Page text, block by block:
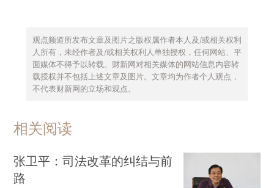
观点频道所发布文章及图片之版权属作者本人及/或相关权利
人所有，未经作者及/或相关权利人单独授权，任何网站、平
面媒体不得予以转载。财新网对相关媒体的网站信息内容转
载授权并不包括上述文章及图片。文章均为作者个人观点，
不代表财新网的立场和观点。
相关阅读
张卫平：司法改革的纠结与前
路